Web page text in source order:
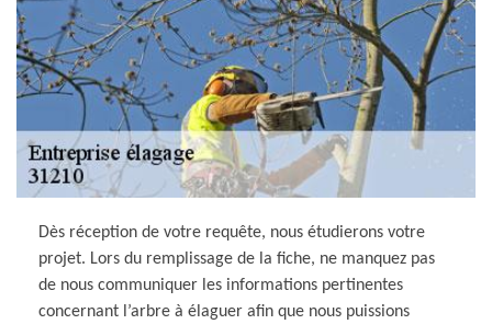
Dès réception de votre requête, nous étudierons votre
projet. Lors du remplissage de la fiche, ne manquez pas
de nous communiquer les informations pertinentes
concernant l’arbre à élaguer afin que nous puissions